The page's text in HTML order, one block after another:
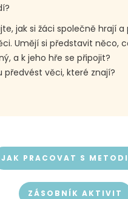
jak si žáci společně hrají
Umějí si představit něco,
a k jeho hře se připojit?
předvést věci, které znají?
JAK PRACOVAT S
ZÁSOBNÍK AKTIVIT